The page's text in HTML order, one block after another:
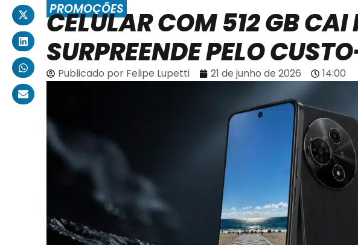
PROMOÇÕES
CELULAR COM 512 GB CAI
SURPREENDE PELO
Publicado porFelipe Lupetti 21 de junho de 2026 14:00